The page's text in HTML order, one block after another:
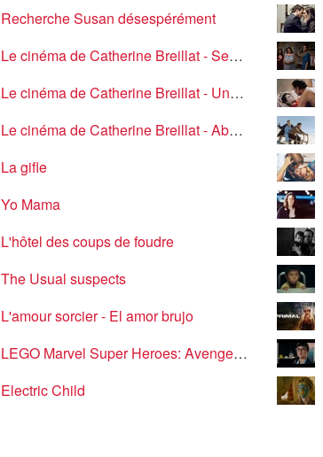
Recherche Susan désespérément
Le cinéma de Catherine Breillat - Sex Is Comedy
Le cinéma de Catherine Breillat - Une vieille maîtresse
Le cinéma de Catherine Breillat - Abus de faiblesse
La gifle
Yo Mama
L'hôtel des coups de foudre
The Usual suspects
L'amour sorcier - El amor brujo
LEGO Marvel Super Heroes: Avengers Reassembled!
Electric Child